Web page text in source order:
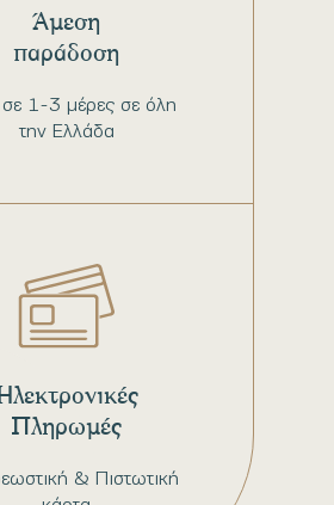
1-3 μέρες σε όλη
την Ελλάδα
Άμεση
παράδοση
& Πιστωτική
Πληρωμές